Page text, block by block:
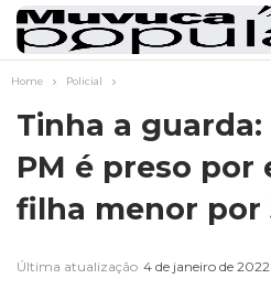
Home Policial
Tinha a
PM é preso por
filha menor por
Última atualização 4 de janeiro de 2022